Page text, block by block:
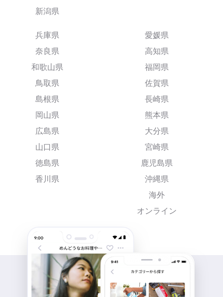
新潟県
兵庫県
奈良県
和歌山県
鳥取県
島根県
岡山県
広島県
山口県
徳島県
香川県
愛媛県
高知県
福岡県
佐賀県
長崎県
熊本県
大分県
宮崎県
鹿児島県
沖縄県
海外
オンライン